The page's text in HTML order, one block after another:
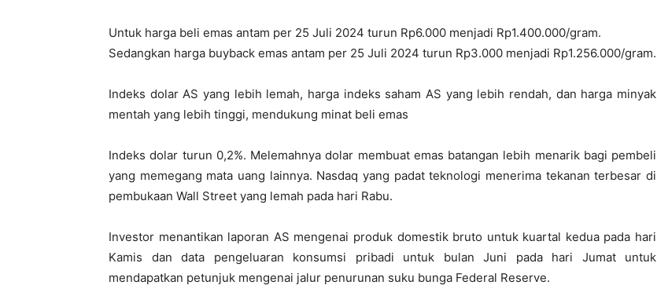
Untuk harga beli emas antam per 25 Juli 2024 turun Rp6.000 menjadi Rp1.400.000/gram.
Sedangkan harga buyback emas antam per 25 Juli 2024 turun Rp3.000 menjadi Rp1.256.000/gram.
Indeks dolar AS yang lebih lemah, harga indeks saham AS yang lebih rendah, dan harga minyak
mentah yang lebih tinggi, mendukung minat beli emas
Indeks dolar turun 0,2%. Melemahnya dolar membuat emas batangan lebih menarik bagi pembeli
yang memegang mata uang lainnya. Nasdaq yang padat teknologi menerima tekanan terbesar di
pembukaan Wall Street yang lemah pada hari Rabu.
Investor menantikan laporan AS mengenai produk domestik bruto untuk kuartal kedua pada hari
Kamis dan data pengeluaran konsumsi pribadi untuk bulan Juni pada hari Jumat untuk
mendapatkan petunjuk mengenai jalur penurunan suku bunga Federal Reserve.